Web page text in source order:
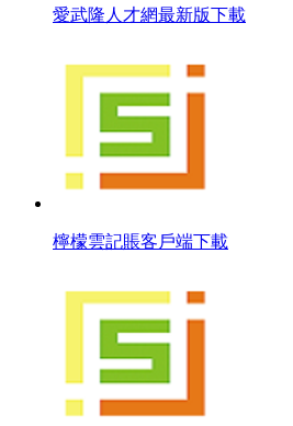
愛武隆人才網最新版下載
檸檬雲記賬客戶端下載